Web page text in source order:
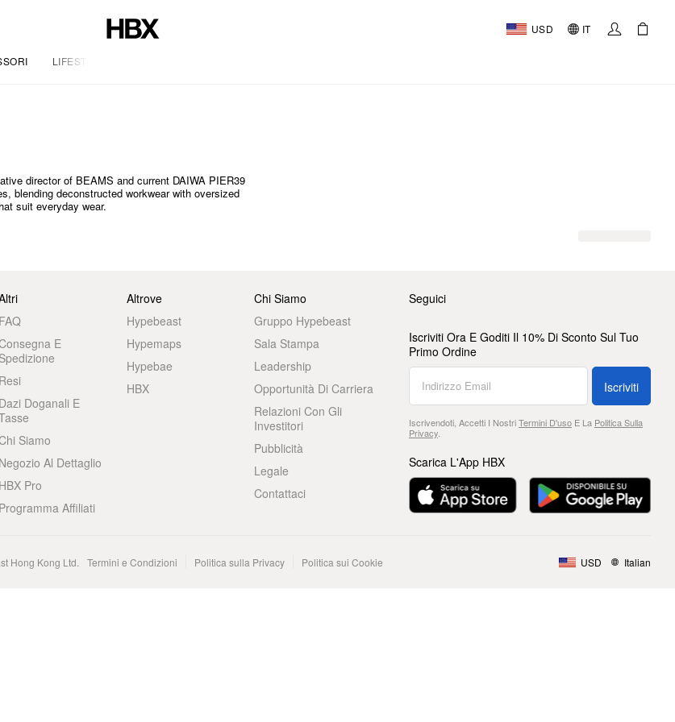
USD IT
LIFESTYLE
director of BEAMS and current DAIWA PIER39
blending deconstructed workwear with oversized
suit everyday wear.
FAQ
E
Spedizione
Resi
Dazi Doganali E
Siamo
Negozio Al Dettaglio
HBX Pro
Programma Affiliati
Altrove
Hypebeast
Hypemaps
Hypebae
HBX
Chi Siamo
Gruppo Hypebeast
Sala Stampa
Leadership
Opportunità Di Carriera
Relazioni Con Gli
Investitori
Pubblicità
Legale
Contattaci
Seguici
Iscriviti Ora E Goditi Il 10% Di Sconto Sul Tuo
Primo Ordine
Iscriviti
Iscrivendoti, Accetti I NostriTermini D'usoE La Politica Sulla
Privacy.
Scarica L'App HBX
Hong Kong Ltd. Termini e Condizioni Politica sulla Privacy Politica sui Cookie USD Italian